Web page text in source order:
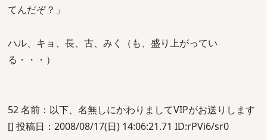
てんだぞ？」
ハル、キョ、長、古、みく（も、盛り上がってい
る・・・）
52 名前：以下、名無しにかわりましてVIPがお送りします
[] 投稿日：2008/08/17(日) 14:06:21.71 ID:rPVi6/sr0